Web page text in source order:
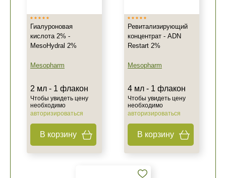
Гиалуроновая
кислота 2% -
MesoHydral 2%
Mesopharm
2 мл - 1 флакон
Чтобы увидеть цену
необходимо
авторизироваться
В корзину
Ревитализирующий
концентрат - ADN
Restart 2%
Mesopharm
4 мл - 1 флакон
Чтобы увидеть цену
необходимо
авторизироваться
В корзину